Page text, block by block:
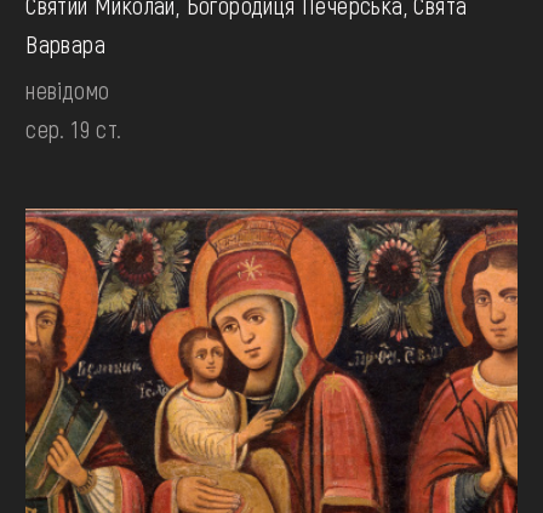
Варвара
невідомо
сер. 19 ст.